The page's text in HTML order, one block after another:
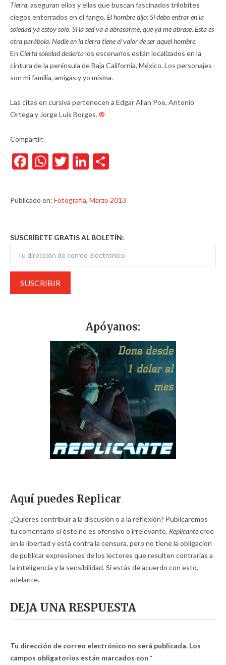
Tierra, aseguran ellos y ellas que buscan fascinados trilobites
ciegos enterrados en el fango.El hombre dijo: Si debo entrar en la
soledad ya estoy solo. Si la sed va a abrasarme, que ya me abrase. Ésta es
otra parábola. Nadie en la tierra tiene el valor de ser aquel hombre.
En Cierta soledad desiertalos escenarios están localizados en la
cintura de la península de Baja California, México. Los personajes
son mi familia, amigas y yo misma.
Las citas en cursiva pertenecen a Edgar Allan Poe, Antonio
Ortega y Jorge Luis Borges.®
Compartir:
Facebook
WhatsApp
TwitterLinkedIn
Publicado en: Fotografía, Marzo 2013
SUSCRÍBETE GRATIS AL BOLETÍN:
Apóyanos:
Aquí puedes Replicar
¿Quieres contribuir a la discusión o a la reflexión? Publicaremos
tu comentario si éste no es ofensivo o irrelevante. Replicantecree
en la libertad y está contra la censura, pero no tiene la obligación
de publicar expresiones de los lectores que resulten contrarias a
la inteligencia y la sensibilidad. Si estás de acuerdo con esto,
adelante.
DEJA UNA RESPUESTA
Tu dirección de correo electrónico no será publicada. Los
campos obligatorios están marcados con *